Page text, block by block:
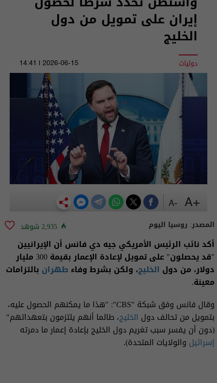
إيران على تمويل من دول
الخليج
دوليات 2026-06-15 | 14:41
المصدر: روسيا اليوم 2,935 شوهد
أكد نائب الرئيس الأمريكي جيه دي فانس أن الإيرانيين
"قد يحصلون" على تمويل لإعادة الإعمار بقيمة 300 مليار
دولار، من دول الخليج، ولكن بشرط وفاء طهران بالتزامات
معينة.
وقال فانس وفق شبكة "CBS": "هذا ما يمكنهم الحصول عليه،
بتمويل من تحالف دول الخليج، طالما أنهم يلتزمون بتعهداتهم"
(دون أن يفسر سبب تغريم دول الخليج بإعادة إعمار ما دمرته
إسرائيل والولايات المتحدة).
+A
-A